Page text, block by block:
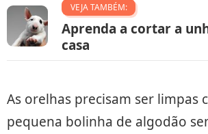
VEJA TAMBÉM:
Aprenda a cortar a
casa
As orelhas precisam ser limpas
pequena bolinha de algodão